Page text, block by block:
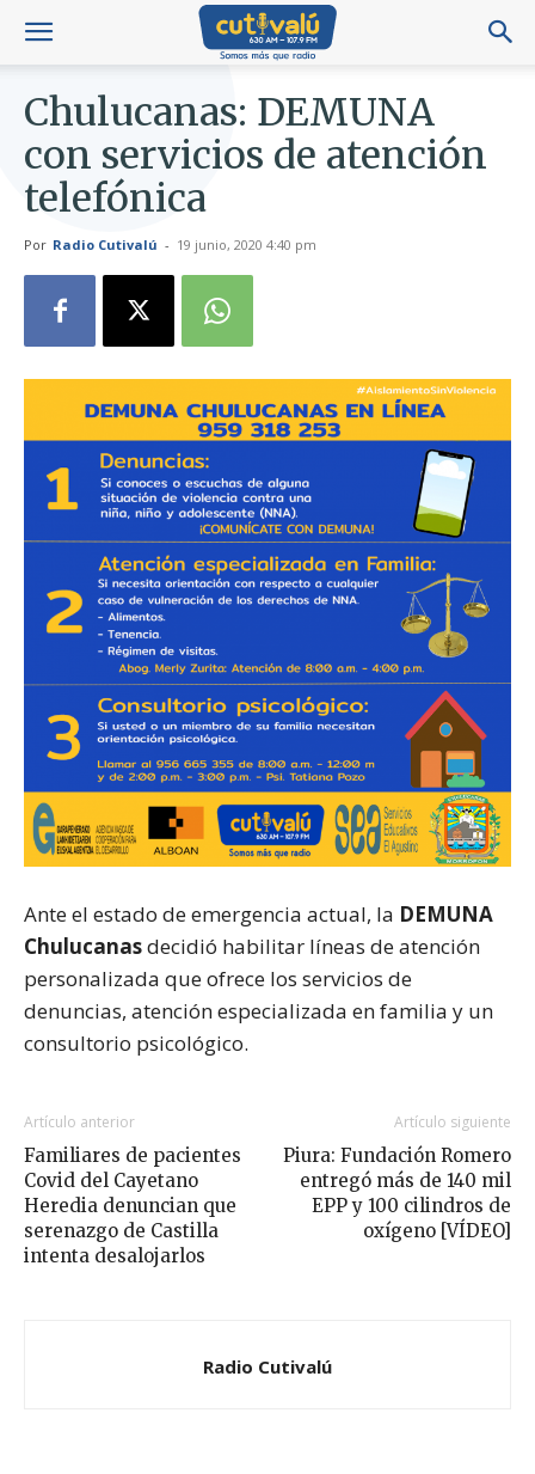
Chulucanas: DEMUNA
con servicios de atención
telefónica
Por Radio Cutivalú - 19 junio, 2020 4:40 pm
Ante el estado de emergencia actual, la DEMUNA
Chulucanasdecidió habilitar líneas de atención
personalizada que ofrece los servicios de
denuncias, atención especializada en familia y un
consultorio psicológico.
Artículo anterior
Familiares de pacientes
Covid del Cayetano
Heredia denuncian que
serenazgo de Castilla
intenta desalojarlos
Artículo siguiente
Piura: Fundación Romero
entregó más de 140 mil
EPP y 100 cilindros de
oxígeno [VÍDEO]
Radio Cutivalú